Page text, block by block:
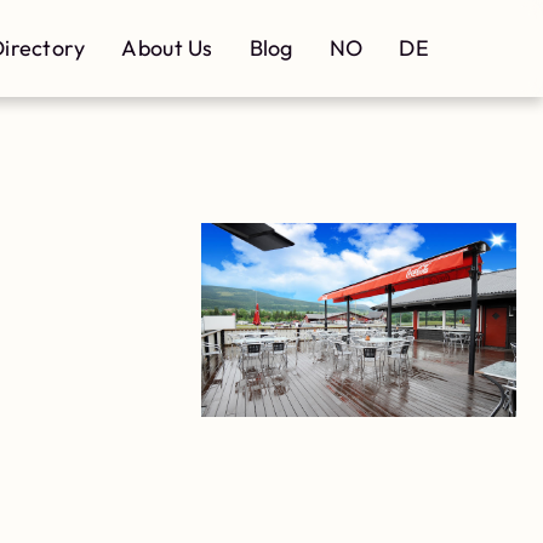
About Us Blog NO DE